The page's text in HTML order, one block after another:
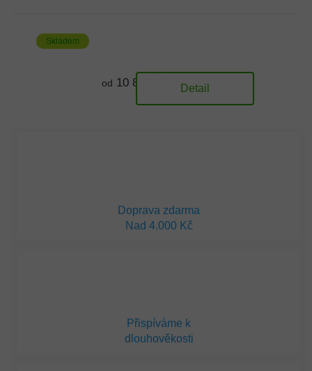
Skladem
od 10 880 Kč Detail
Doprava zdarma
Nad 4.000 Kč
Přispíváme k
dlouhověkosti